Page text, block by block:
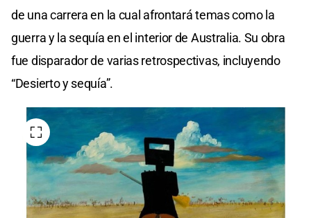
de una carrera en la cual afrontará temas como la
guerra y la sequía en el interior de Australia. Su obra
fue disparador de varias retrospectivas, incluyendo
“Desierto y sequía”.